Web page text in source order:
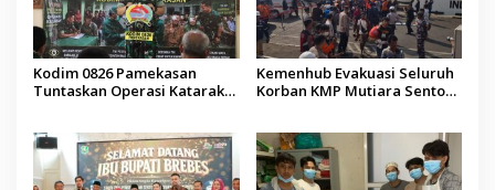
Kodim 0826 Pamekasan
Tuntaskan Operasi Katarak
Kemenhub Evakuasi Seluruh
Korban KMP Mutiara Sentosa